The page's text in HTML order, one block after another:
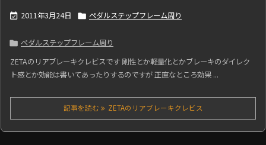
 2011年3月24日  ペダルステップフレーム周り
 ペダルステップフレーム周り
ZETAのリアブレーキクレビスです 剛性とか軽量化とかブレーキのダイレク
ト感とか効能は書いてあったりするのですが 正直なところ効果 ...
記事を読む ZETAのリアブレーキクレビス